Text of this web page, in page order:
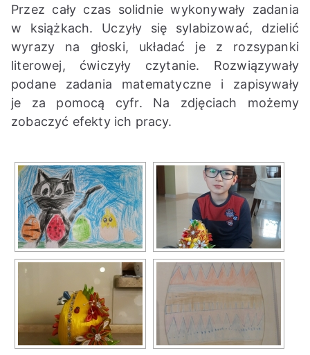
Przez cały czas solidnie wykonywały zadania
w książkach. Uczyły się sylabizować, dzielić
wyrazy na głoski, układać je z rozsypanki
literowej, ćwiczyły czytanie. Rozwiązywały
podane zadania matematyczne i zapisywały
je za pomocą cyfr. Na zdjęciach możemy
zobaczyć efekty ich pracy.